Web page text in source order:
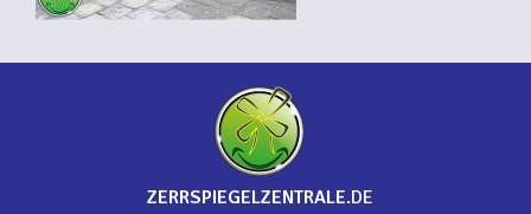
ZERRSPIEGELZENTRALE.DE